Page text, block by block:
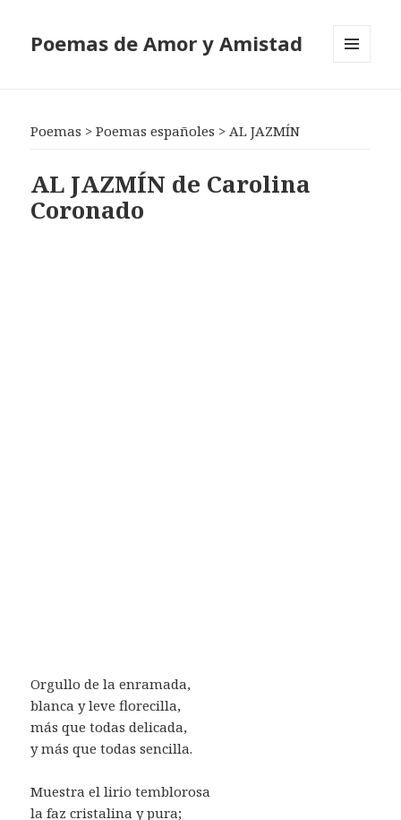
Poemas de Amor y Amistad
Poemas >Poemas españoles >AL JAZMÍN
AL JAZMÍN de Carolina
Coronado
Orgullo de la enramada,
blanca y leve florecilla,
más que todas delicada,
y más que todas sencilla.
Muestra el lirio temblorosa
la faz cristalina y pura;